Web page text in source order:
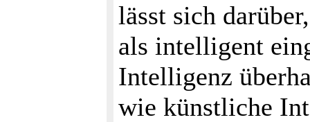
lässt sich
als intelligent
Intelligenz
wie künstliche